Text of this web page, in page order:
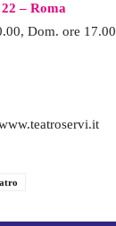
– Roma
Dom. ore 17.00